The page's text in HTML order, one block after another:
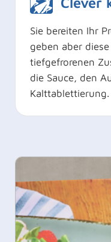
Sie bereiten Ihr
geben aber
tiefgefrorenen
die Sauce, den
Kalttablettierung.